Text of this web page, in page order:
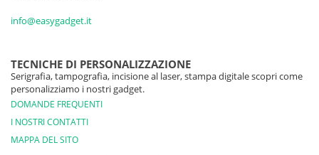
info@easygadget.it
TECNICHE DI PERSONALIZZAZIONE
Serigrafia, tampografia, incisione al laser, stampa digitale scopri come
personalizziamo i nostri gadget.
DOMANDE FREQUENTI
I NOSTRI CONTATTI
MAPPA DEL SITO